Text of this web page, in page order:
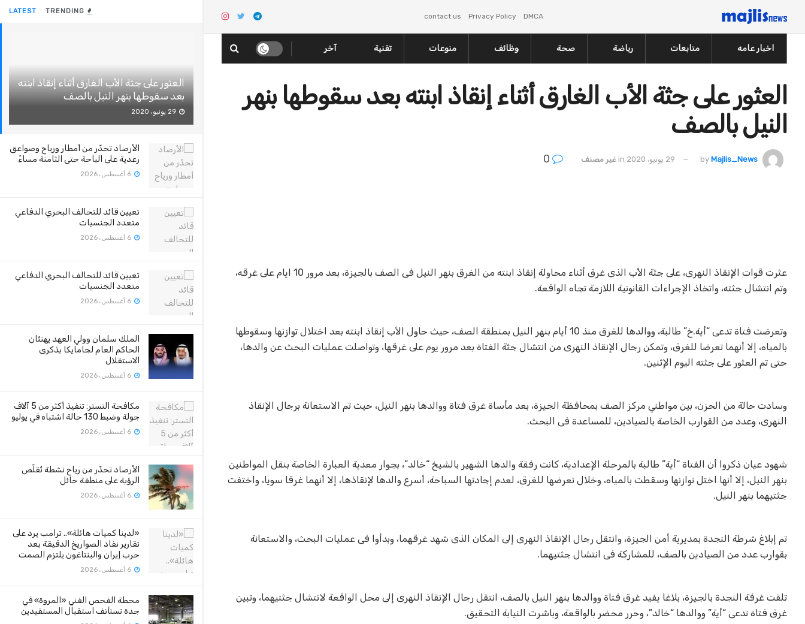
LATEST
العثور على جثة الأب الغارق أثناء إنقاذ ابنته
بعد سقوطها بنهر النيل بالصف
الأرصاد تحذّر من أمطار ورياح وصواعق
رعدية على الباحة حتى الثامنة مساءً
تعيين قائد للتحالف البحري الدفاعي
متعدد الجنسيات
تعيين قائد للتحالف البحري الدفاعي
متعدد الجنسيات
الملك سلمان وولي العهد يهنئان
الحاكم العام لجامايكا بذكرى
الاستقلال
مكافحة التستر: تنفيذ أكثر من 5 آلاف
جولة وضبط 130 حالة اشتباه في يوليو
الأرصاد تحذّر من رياح نشطة تُقلّص
الرؤية على منطقة حائل
«لدينا كميات هائلة».. ترامب يرد على
تقارير نفاد الصواريخ الدقيقة بعد
حرب إيران والبنتاغون يلتزم الصمت
محطة الفحص الفني «المروة» في
جدة تستأنف استقبال المستفيدين
DMCA
Privacy Policy
contact us
اخبار عامه متابعات رياضة صحة وظائف منوعات تقنية آخر
العثور على جثة الأب الغارق أثناء إنقاذ ابنته بعد سقوطها بنهر
النيل بالصف
by Majlis_News 29 يونيو، 2020 in غير مصنف
عثرت قوات الإنقاذ النهرى، على جثة الأب الذى غرق أثناء محاولة إنقاذ ابنته من الغرق بنهر النيل فى الصف بالجيزة، بعد مرور 10 ايام على غرقه،
وتم انتشال جثته، واتخاذ الإجراءات القانونية اللازمة تجاه الواقعة.
وتعرضت فتاة تدعى “أية.خ” طالبة، ووالدها للغرق منذ 10 أيام بنهر النيل بمنطقة الصف، حيث حاول الأب إنقاذ ابنته بعد اختلال توازنها وسقوطها
بالمياه، إلا أنهما تعرضا للغرق، وتمكن رجال الإنقاذ النهرى من انتشال جثة الفتاة بعد مرور يوم على غرقها، وتواصلت عمليات البحث عن والدها،
حتى تم العثور على جثته اليوم الإثنين.
وسادت حالة من الحزن، بين مواطني مركز الصف بمحافظة الجيزة، بعد مأساة غرق فتاة ووالدها بنهر النيل، حيث تم الاستعانة برجال الإنقاذ
النهرى، وعدد من القوارب الخاصة بالصيادين، للمساعدة فى البحث.
شهود عيان ذكروا أن الفتاة “أية” طالبة بالمرحلة الإعدادية، كانت رفقة والدها الشهير بالشيخ “خالد”، بجوار معدية العبارة الخاصة بنقل المواطنين
بنهر النيل، إلا أنها اختل توازنها وسقطت بالمياه، وخلال تعرضها للغرق، لعدم إجادتها السباحة، أسرع والدها لإنقاذها، إلا أنهما غرقا سويا، واختفت
جثتيهما بنهر النيل.
تم إبلاغ شرطة النجدة بمديرية أمن الجيزة، وانتقل رجال الإنقاذ النهرى إلى المكان الذى شهد غرقهما، وبدأوا فى عمليات البحث، والاستعانة
بقوارب عدد من الصيادين بالصف، للمشاركة فى انتشال جثتيهما.
تلقت غرفة النجدة بالجيزة، بلاغا يفيد غرق فتاة ووالدها بنهر النيل بالصف، انتقل رجال الإنقاذ النهرى إلى محل الواقعة لانتشال جثتيهما، وتبين
غرق فتاة تدعى “أية” ووالدها “خالد”، وحرر محضر بالواقعة، وباشرت النيابة التحقيق.